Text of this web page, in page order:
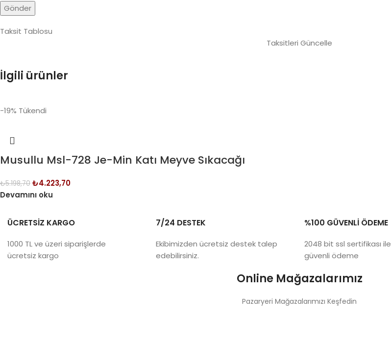
Taksit Tablosu
Taksitleri Güncelle
İlgili ürünler
-19% Tükendi
Musullu Msl-728 Je-Min Katı Meyve Sıkacağı
₺5.198,70 ₺4.223,70
Devamını oku
ÜCRETSİZ KARGO
1000 TL ve üzeri siparişlerde
ücretsiz kargo
7/24 DESTEK
Ekibimizden ücretsiz destek talep
edebilirsiniz.
%100 GÜVENLİ ÖDEME
2048 bit ssl sertifikası ile
güvenli ödeme
Online Mağazalarımız
Pazaryeri Mağazalarımızı Keşfedin